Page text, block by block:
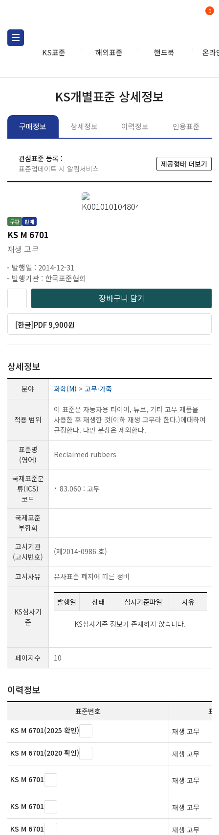
KS표준 해외표준 핸드북 온라
0
KS개별표준 상세정보
구매정보 상세정보 이력정보 인용표준
관심표준 등록 :
표준업데이트 시 알림서비스
제공형태 더보기
구판 판매
KS M 6701
재생 고무
발행일 : 2014-12-31
발행기관 : 한국표준협회
장바구니 담기
[한글]PDF 9,900원
상세정보
분야 화학(M) > 고무·가죽
적용 범위
이 표준은 자동차용 타이어, 튜브, 기타 고무 제품을
사용한 후 재생한 것(이하 재생 고무라 한다.)에대하여
규정한다. 다만 분상은 제외한다.
표준명
(영어)
Reclaimed rubbers
국제표준분
류(ICS)
코드
83.060 : 고무
국제표준
부합화
고시기관
(고시번호)
(제2014-0986 호)
고시사유 유사표준 폐지에 따른 정비
KS심사기
준
발행일 상태 심사기준파일 사유
KS심사기준 정보가 존재하지 않습니다.
페이지수 10
이력정보
표준번호
표
KS M 6701(2025 확인)
재생 고무
KS M 6701(2020 확인) 재생 고무
KS M 6701 재생 고무
KS M 6701 재생 고무
KS M 6701 재생 고무